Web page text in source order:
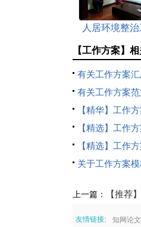
人居环境整
【工作方案】
有关工作方案
有关工作方案
【精华】工作
【精选】工作
【精选】工作
关于工作方案
上一篇： 【推荐
友情链接: 知网论